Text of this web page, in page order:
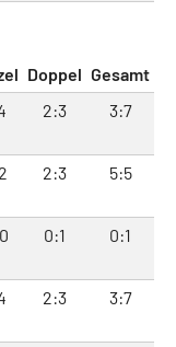
Doppel Gesamt
2:3 3:7
2:3 5:5
0:1 0:1
2:3 3:7